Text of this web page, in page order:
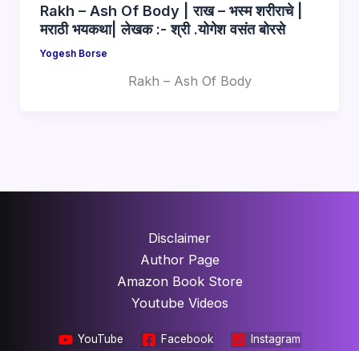
Rakh – Ash Of Body | राख – भस्म शरीराचे |
मराठी भयकथा| लेखक :- श्री .योगेश वसंत बोरसे
Yogesh Borse
Rakh – Ash Of Body
Disclaimer
Author Page
Amazon Book Store
Youtube Videos
YouTube Facebook
Instagram